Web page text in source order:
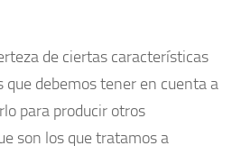
de ciertas características
debemos tener en cuenta a
para producir otros
son los que tratamos a